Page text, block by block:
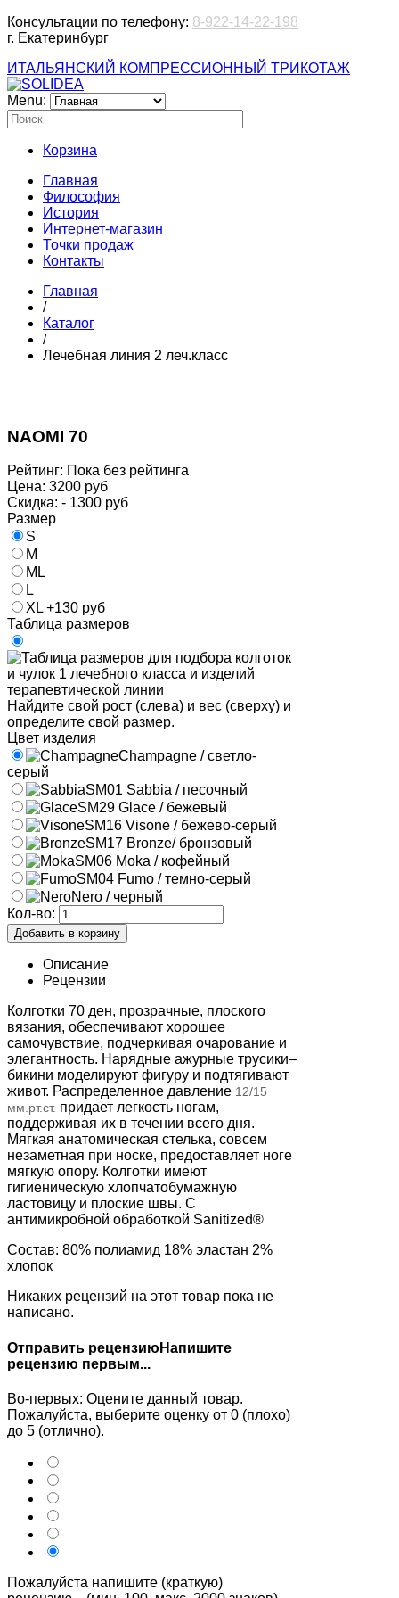
Консультации по телефону: 8-922-14-22-198
г. Екатеринбург
ИТАЛЬЯНСКИЙ КОМПРЕССИОННЫЙ ТРИКОТАЖ
Menu:
Корзина
Главная
Философия
История
Интернет-магазин
Точки продаж
Контакты
Главная
/
Каталог
/
Лечебная линия 2 леч.класс
NAOMI 70
Рейтинг: Пока без рейтинга
Цена: 3200 руб
Скидка: - 1300 руб
Размер
S
M
ML
L
XL +130 руб
Таблица размеров
Найдите свой рост (слева) и вес (сверху) и
определите свой размер.
Цвет изделия
Champagne / светло-
серый
SM01 Sabbia / песочный
SM29 Glace / бежевый
SM16 Visone / бежево-серый
SM17 Bronze/ бронзовый
SM06 Moka / кофейный
SM04 Fumo / темно-серый
Nero / черный
Кол-во:
Описание
Рецензии
Колготки 70 ден, прозрачные, плоского
вязания, обеспечивают хорошее
самочувствие, подчеркивая очарование и
элегантность. Нарядные ажурные трусики–
бикини моделируют фигуру и подтягивают
живот. Распределенное давление 12/15
мм.рт.ст. придает легкость ногам,
поддерживая их в течении всего дня.
Мягкая анатомическая стелька, совсем
незаметная при носке, предоставляет ноге
мягкую опору. Колготки имеют
гигиеническую хлопчатобумажную
ластовицу и плоские швы. С
антимикробной обработкой Sanitized®
Состав: 80% полиамид 18% эластан 2%
хлопок
Никаких рецензий на этот товар пока не
написано.
Отправить рецензию Напишите
рецензию первым...
Во-первых: Оцените данный товар.
Пожалуйста, выберите оценку от 0 (плохо)
до 5 (отлично).
Пожалуйста напишите (краткую)